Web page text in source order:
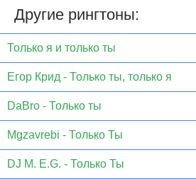
Другие рингтоны:
Только я и только ты
Егор Крид - Только ты, только я
DaBro - Только ты
Mgzavrebi - Только Ты
DJ M. E.G. - Только Ты